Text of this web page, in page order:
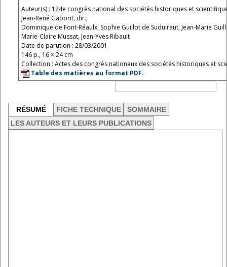
Auteur(s) : 124e congrès national des sociétés historiques et
Jean-René Gaborit, dir.;
Dominique de Font-Réaulx, Sophie Guillot de Suduiraut, Jean-Marie
Marie-Claire Mussat, Jean-Yves Ribault
Date de parution : 28/03/2001
146 p., 16 × 24 cm
Collection : Actes des congrès nationaux des sociétés historiques et
Table des matières au format PDF.
RÉSUMÉ FICHE TECHNIQUE
SOMMAIRE
LES AUTEURS ET LEURS PUBLICATIONS